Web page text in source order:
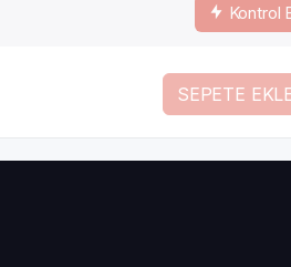
Kontrol
SEPETE